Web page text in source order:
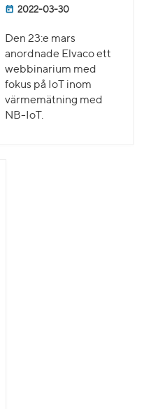
2022-03-30
Den 23:e mars
anordnade Elvaco ett
webbinarium med
fokus på IoT inom
värmemätning med
NB-IoT.